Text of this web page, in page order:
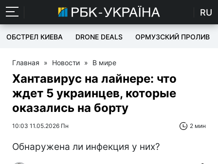
RU
ОБСТРЕЛ КИЕВА DRONE DEALS ОРМУЗСКИЙ ПРОЛИВ
Главная » Новости » В мире
Хантавирус на лайнере: что
ждет 5 украинцев, которые
оказались на борту
10:03 11.05.2026 Пн 2 мин
Обнаружена ли инфекция у них?